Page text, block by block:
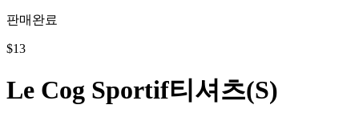
판매완료
$13
Le Cog Sportif티셔츠(S)